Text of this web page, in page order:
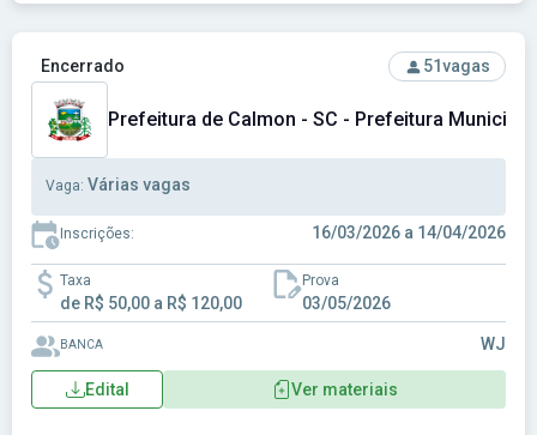
Ver concurso: Prefeitura de Calmon - SC - Prefeitura
Encerrado 51vagas
Prefeitura de Calmon - SC - Prefeitura Municipal
Vaga: Várias vagas
Inscrições: 16/03/2026 a 14/04/2026
Taxa
de R$ 50,00 a R$ 120,00
Prova
03/05/2026
BANCA WJ
Edital Ver materiais